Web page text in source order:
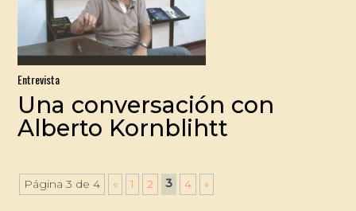
Entrevista
Una conversación con
Alberto Kornblihtt
Página 3 de 4 « 1 2 3 4 »